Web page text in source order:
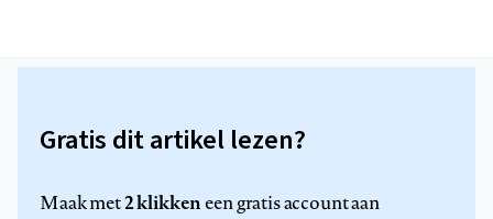
Gratis dit artikel lezen?
Maak met2 klikkeneen gratis account aan